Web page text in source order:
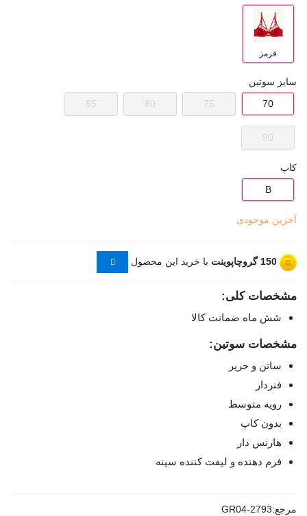
قرمز
سایز سوتین
70
75
80
85
90
کاپ
B
آخرین موجودی
150 گروچاپوینت با خرید این محصول
مشخصات کلی:
شش ماه ضمانت کالا
مشخصات سوتین:
ساتن و حریر
فنردار
رویه متوسط
بدون کاپ
هارنس دار
فرم دهنده و لیفت کننده سینه
مرجع:GR04-2793